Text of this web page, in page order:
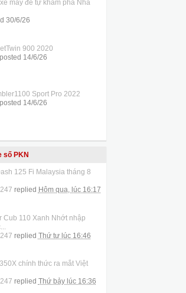
máy để tự khám phá Nha
30/6/26
900 2020
14/6/26
Sport Pro 2022
14/6/26
số PKN
125 Fi Malaysia tháng 8
replied Hôm qua, lúc 16:17
Cub 110 Xanh Nhớt nhập
replied Thứ tư lúc 16:46
chính thức ra mắt Việt
replied Thứ bảy lúc 16:36